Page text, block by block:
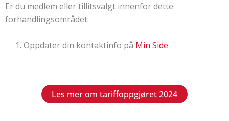
Er du medlem eller tillitsvalgt innenfor dette
forhandlingsområdet:
Oppdater din kontaktinfo på Min Side
Les mer om tariffoppgjøret 2024